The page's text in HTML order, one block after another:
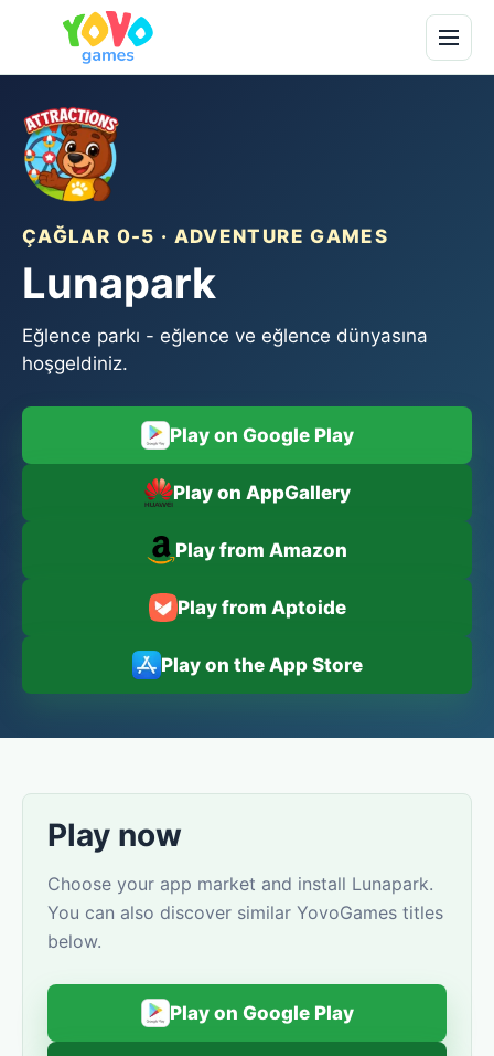
ÇAĞLAR 0-5 · ADVENTURE GAMES
Lunapark
Eğlence parkı - eğlence ve eğlence dünyasına
hoşgeldiniz.
Play on Google Play
Play on AppGallery
Play from Amazon
Play from Aptoide
Play on the App Store
Play now
Choose your app market and install Lunapark.
You can also discover similar YovoGames titles
below.
Play on Google Play